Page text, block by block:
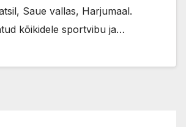
Saue vallas, Harjumaal.
kõikidele sportvibu ja…